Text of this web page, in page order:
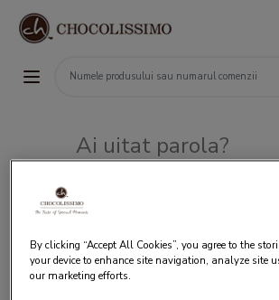
Ai uitat parola?
By clicking “Accept All Cookies”, you agree to the
your device to enhance site navigation, analyze site
our marketing efforts.